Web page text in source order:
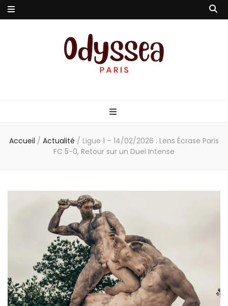
Accueil / Actualité / Ligue 1 – 14/02/2026 : Lens Écrase Paris
FC 5-0, Retour sur un Duel Intense